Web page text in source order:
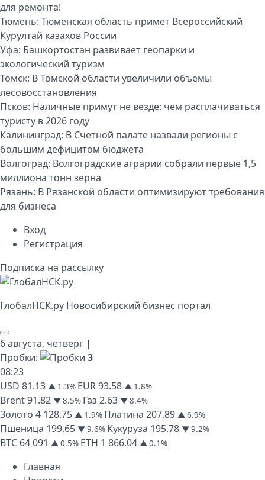
для ремонта!
Тюмень: Тюменская область примет Всероссийский
Курултай казахов России
Уфа: Башкортостан развивает геопарки и
экологический туризм
Томск: В Томской области увеличили объемы
лесовосстановления
Псков: Наличные примут не везде: чем расплачиваться
туристу в 2026 году
Калининград: В Счетной палате назвали регионы с
большим дефицитом бюджета
Волгоград: Волгоградские аграрии собрали первые 1,5
миллиона тонн зерна
Рязань: В Рязанской области оптимизируют требования
для бизнеса
Вход
Регистрация
Подписка на рассылку
ГлобалНСК.py Новосибирский бизнес портал
6 августа, четверг |
Пробки:
3
08:23
USD 81.13 ▲ 1.3% EUR93.58 ▲ 1.8%
Brent91.82 ▼ 8.5% Газ 2.63 ▼ 8.4%
Золото 4 128.75 ▲ 1.9% Платина 207.89 ▲ 6.9%
Пшеница 199.65 ▼ 9.6% Кукуруза 195.78 ▼ 9.2%
BTC 64 091 ▲ 0.5% ETH 1 866.04 ▲ 0.1%
Главная